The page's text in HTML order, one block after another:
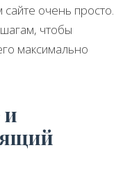
очень просто.
чтобы
максимально
и